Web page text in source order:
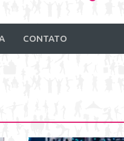
CONTATO